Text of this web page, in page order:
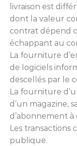
livraison est
dont la valeur
contrat dépend
échappant au
La fourniture
de logiciels
descellés par le
La fourniture
d’un magazine,
d’abonnement à
Les transactions
publique.